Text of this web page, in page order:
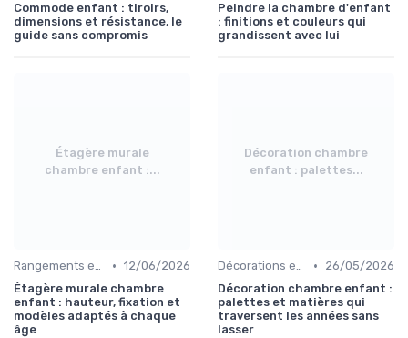
Commode enfant : tiroirs,
dimensions et résistance, le
guide sans compromis
Peindre la chambre d'enfant
: finitions et couleurs qui
grandissent avec lui
Étagère murale
chambre enfant :...
Rangements et Étagères • 12/06/2026
Étagère murale chambre
enfant : hauteur, fixation et
modèles adaptés à chaque
âge
Décoration chambre
enfant : palettes...
Décorations et Accessoires de Chambre •
26/05/2026
Décoration chambre enfant :
palettes et matières qui
traversent les années sans
lasser